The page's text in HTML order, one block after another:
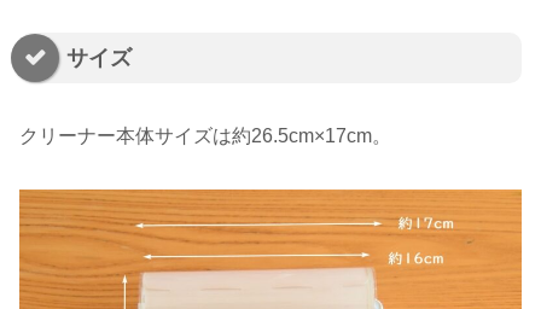
サイズ
クリーナー本体サイズは約26.5cm×17cm。